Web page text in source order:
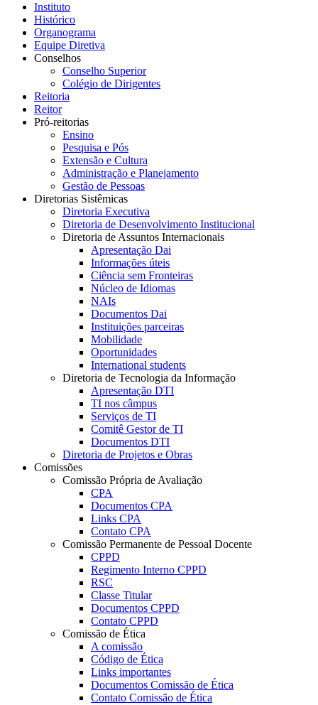
Instituto
Histórico
Organograma
Equipe Diretiva
Conselhos
Conselho Superior
Colégio de Dirigentes
Reitoria
Reitor
Pró-reitorias
Ensino
Pesquisa e Pós
Extensão e Cultura
Administração e Planejamento
Gestão de Pessoas
Diretorias Sistêmicas
Diretoria Executiva
Diretoria de Desenvolvimento Institucional
Diretoria de Assuntos Internacionais
Apresentação Dai
Informações úteis
Ciência sem Fronteiras
Núcleo de Idiomas
NAIs
Documentos Dai
Instituições parceiras
Mobilidade
Oportunidades
International students
Diretoria de Tecnologia da Informação
Apresentação DTI
TI nos câmpus
Serviços de TI
Comitê Gestor de TI
Documentos DTI
Diretoria de Projetos e Obras
Comissões
Comissão Própria de Avaliação
CPA
Documentos CPA
Links CPA
Contato CPA
Comissão Permanente de Pessoal Docente
CPPD
Regimento Interno CPPD
RSC
Classe Titular
Documentos CPPD
Contato CPPD
Comissão de Ética
A comissão
Código de Ética
Links importantes
Documentos Comissão de Ética
Contato Comissão de Ética